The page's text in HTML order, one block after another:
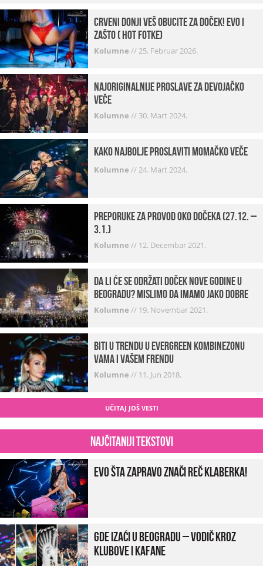
Crveni donji veš obucite za doček! Evo i
zašto ( hot fotke)
Kolumne //25. Februar 2026.
Najoriginalnije proslave za devojačko
veče
Kolumne // 30. Mart 2024.
Kako najbolje proslaviti momačko veče
Kolumne //24. Mart 2024.
Preporuke za provod oko dočeka (27.12. –
3.1.)
Kolumne // 12. Decembar 2021.
Da li će se održati doček Nove godine u
Beogradu? Mislimo da imamo jako DOBRE
VESTI!
Kolumne // 19. Novembar 2021.
Biti u trendu u Evergreen kombinezonu
vama i vašem frendu
Kolumne // 11. Jun 2018.
UČITAJ JOŠ VESTI
Najčitaniji tekstovi
Evo šta zapravo znači reč klaberka!
Gde izaći u Beogradu – vodič kroz
klubove i kafane